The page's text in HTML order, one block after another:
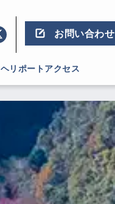
お問い合わせ
ヘリポートアクセス